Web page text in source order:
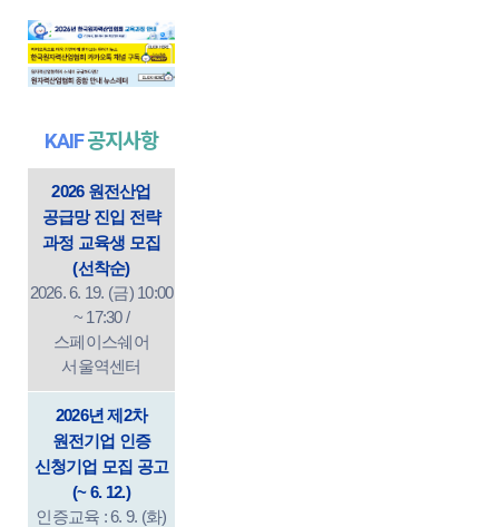
KAIF공지사항
2026 원전산업
공급망 진입 전략
과정 교육생 모집
(선착순)
2026. 6. 19. (금) 10:00
~ 17:30 /
스페이스쉐어
서울역센터
2026년 제2차
원전기업 인증
신청기업 모집 공고
(~ 6. 12.)
인증교육 : 6. 9. (화)